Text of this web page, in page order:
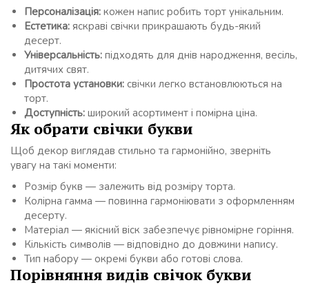
Персоналізація: кожен напис робить торт унікальним.
Естетика: яскраві свічки прикрашають будь-який
десерт.
Універсальність: підходять для днів народження, весіль,
дитячих свят.
Простота установки: свічки легко встановлюються на
торт.
Доступність: широкий асортимент і помірна ціна.
Як обрати свічки букви
Щоб декор виглядав стильно та гармонійно, зверніть
увагу на такі моменти:
Розмір букв — залежить від розміру торта.
Колірна гамма — повинна гармоніювати з оформленням
десерту.
Матеріал — якісний віск забезпечує рівномірне горіння.
Кількість символів — відповідно до довжини напису.
Тип набору — окремі букви або готові слова.
Порівняння видів свічок букви